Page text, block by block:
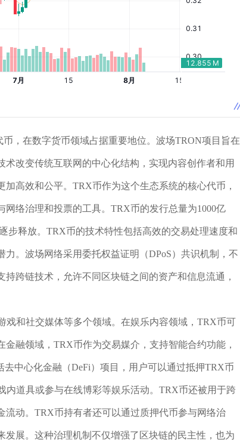
，在数字货币领域占据重要地位。波场TRON项目旨在
改变传统互联网的中心化结构，实现内容创作者和用
高效和公平。TRX币作为这个生态系统的核心代币，
络治理和投票的工具。TRX币的发行总量为1000亿
步释放。TRX币的技术特性包括高效的交易处理速度和
。波场网络采用委托权益证明（DPoS）共识机制，不
跨链技术，允许不同区块链之间的资产和信息流通，
和社交媒体等多个领域。在娱乐内容领域，TRX币可
融领域，TRX币作为交易媒介，支持智能合约功能，
中心化金融（DeFi）项目，用户可以通过抵押TRX币
道具或参与在线博彩等娱乐活动。TRX币还被用于跨
动。TRX币持有者还可以通过质押代币参与网络治
展。这种治理机制不仅增强了区块链的民主性，也为